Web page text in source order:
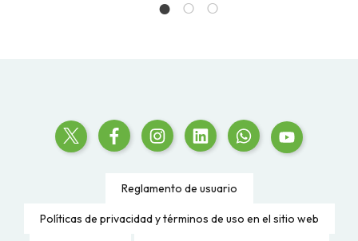
Reglamento de usuario
Políticas de privacidad y términos de uso en el sitio web